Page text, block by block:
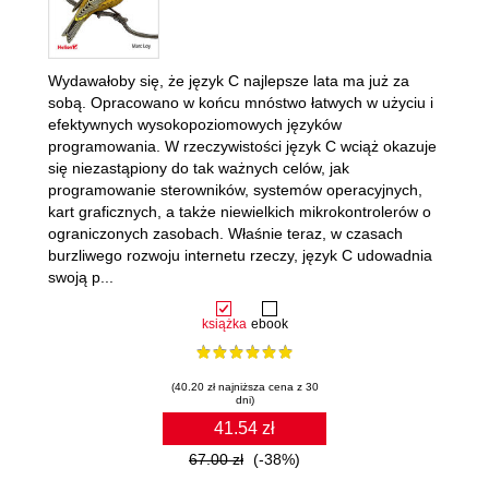
książka ebook
(40.20 zł najniższa cena z 30
dni)
41.54 zł
67.00 zł (-38%)
Wydawałoby się, że język C najlepsze lata ma już za
sobą. Opracowano w końcu mnóstwo łatwych w użyciu i
efektywnych wysokopoziomowych języków
programowania. W rzeczywistości język C wciąż okazuje
się niezastąpiony do tak ważnych celów, jak
programowanie sterowników, systemów operacyjnych,
kart graficznych, a także niewielkich mikrokontrolerów o
ograniczonych zasobach. Właśnie teraz, w czasach
burzliwego rozwoju internetu rzeczy, język C udowadnia
swoją p...